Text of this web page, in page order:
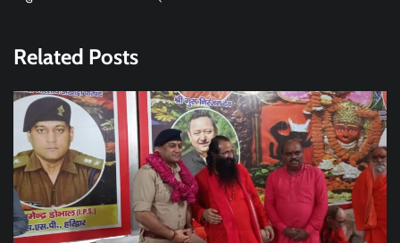
Related Posts